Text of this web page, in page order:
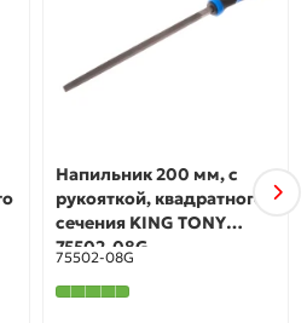
Напильник 200 мм, с
рукояткой, квадратного
сечения KING TONY
75502-08G
75502-08G